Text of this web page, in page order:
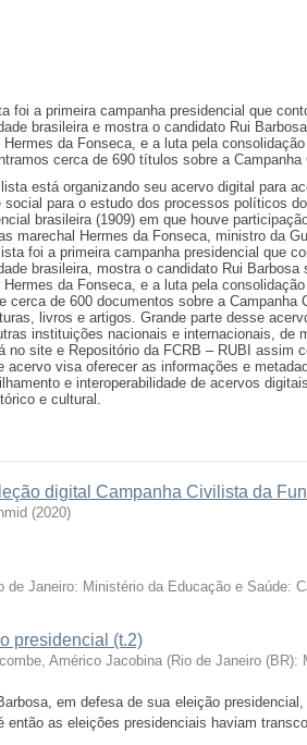
foi a primeira campanha presidencial que
brasileira e mostra o candidato Rui
da Fonseca, e a luta pela
cerca de 690 títulos sobre a
está organizando seu acervo digital para
para o estudo dos processos políticos
brasileira (1909) em que houve
marechal Hermes da Fonseca, ministro da
foi a primeira campanha presidencial que
brasileira, mostra o candidato Rui Barbosa
da Fonseca, e a luta pela
cerca de 600 documentos sobre a
livros e artigos. Grande parte desse
instituições nacionais e internacionais, de
no site e Repositório da FCRB – RUBI assim
acervo visa oferecer as informações e
e interoperabilidade de acervos
e cultural.
digital Campanha Civilista da
(2020)
de Janeiro: Ministério da Educação e Saúde:
presidencial (t.2)
Américo Jacobina (Rio de Janeiro (BR):
em defesa de sua eleição
então as eleições presidenciais haviam